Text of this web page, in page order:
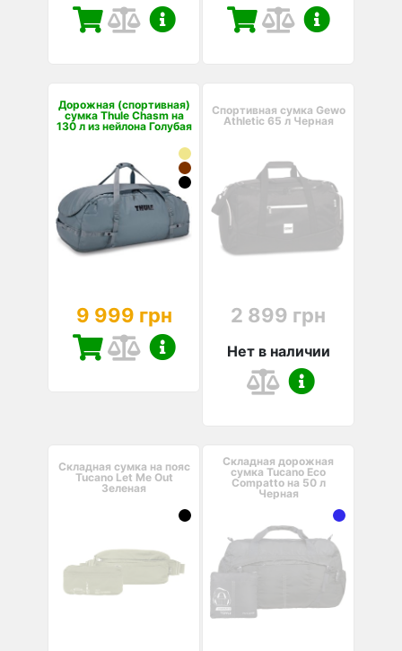
Дорожная (спортивная)
сумка Thule Chasm на
130 л из нейлона Голубая
9 999 грн
Спортивная сумка Gewo
Athletic 65 л Черная
2 899 грн
Нет в наличии
Складная сумка на пояс
Tucano Let Me Out
Зеленая
Складная дорожная
сумка Tucano Eco
Compatto на 50 л
Черная